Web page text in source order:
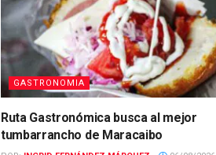
GASTRONOMIA
Ruta Gastronómica busca al mejor
tumbarrancho de Maracaibo